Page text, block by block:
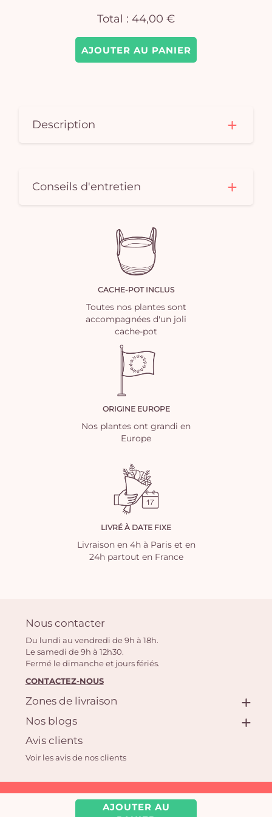
AJOUTER AU PANIER
AJOUTER AU
Total : 44,00 €
Description
Conseils d'entretien
CACHE-POT INCLUS
Toutes nos plantes sont
accompagnées d'un joli
cache-pot
ORIGINE EUROPE
Nos plantes ont grandi en
Europe
LIVRÉ À DATE FIXE
Livraison en 4h à Paris et en
24h partout en France
Nous contacter
Du lundi au vendredi de 9h à 18h.
Le samedi de 9h à 12h30.
Fermé le dimanche et jours fériés.
CONTACTEZ-NOUS
Zones de livraison
Nos blogs
Avis clients
Voir les avis de nos clients
Aquarelle.com SAS
39 rue Anatole France, 92300 Levallois-Perret | Fleuriste en ligne